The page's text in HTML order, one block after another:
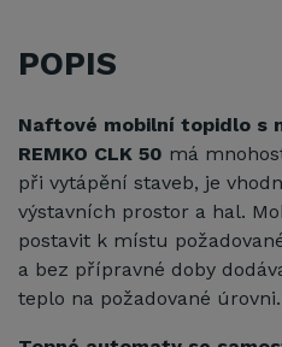
POPIS
Naftové mobilní topidlo s
REMKO CLK 50 má
při vytápění staveb, je
výstavních prostor a hal.
postavit k místu
a bez přípravné doby
teplo na požadované úrovni.